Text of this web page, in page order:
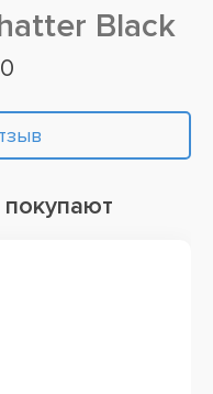
Black
0